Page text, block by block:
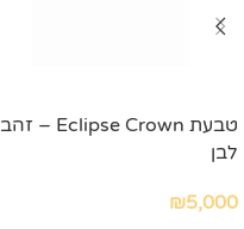
טבעת Eclipse Crown – זהב
לבן
₪5,000